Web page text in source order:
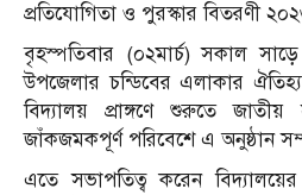
প্রতিযোগিতা ও পুরস্কার বিতরণী
বৃহস্পতিবার (০২মার্চ) সকাল
উপজেলার চন্ডিবের এলাকার
বিদ্যালয় প্রাঙ্গণে শুরুতে
জাঁকজমকপূর্ণ পরিবেশে এ অনুষ্ঠান
এতে সভাপতিত্ব করেন